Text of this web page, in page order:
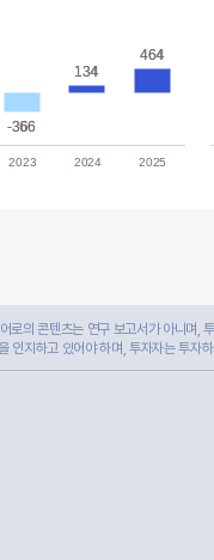
-366
-366
134
134
464
464
2023 2024 2025
의 콘텐츠는 연구 보고서가 아니며,
지하고 있어야 하며, 투자자는 투자